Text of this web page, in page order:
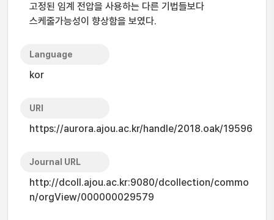
고정된 임계 전압을 사용하는 다른 기법들보다
스케줄가능성이 향상함을 보였다.
Language
kor
URI
https://aurora.ajou.ac.kr/handle/2018.oak/19596
Journal URL
http://dcoll.ajou.ac.kr:9080/dcollection/commo
n/orgView/000000029579